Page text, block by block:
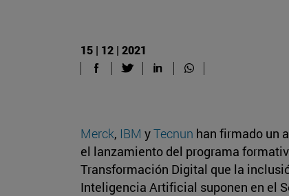
15 | 12 | 2021
Merck, IBM yTecnun han firmado un
el lanzamiento del programa
Transformación Digital que la
Inteligencia Artificial suponen en el